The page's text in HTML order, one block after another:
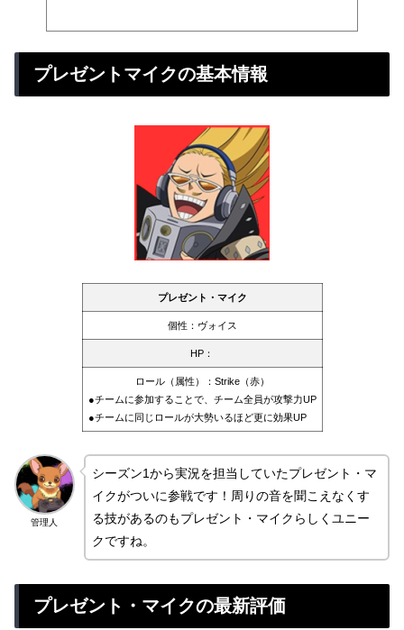
プレゼントマイクの基本情報
プレゼント・マイク
個性：ヴォイス
HP：
ロール（属性）：Strike（赤）
●チームに参加することで、チーム全員が攻撃力UP
●チームに同じロールが大勢いるほど更に効果UP
管理人
シーズン1から実況を担当していたプレゼント・マ
イクがついに参戦です！周りの音を聞こえなくす
る技があるのもプレゼント・マイクらしくユニー
クですね。
プレゼント・マイクの最新評価